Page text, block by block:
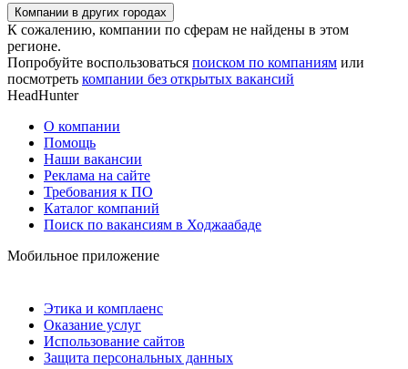
Компании в других городах
К сожалению, компании по сферам не найдены в этом
регионе.
Попробуйте воспользоваться поиском по компаниям или
посмотреть компании без открытых вакансий
HeadHunter
О компании
Помощь
Наши вакансии
Реклама на сайте
Требования к ПО
Каталог компаний
Поиск по вакансиям в Ходжаабаде
Мобильное приложение
Этика и комплаенс
Оказание услуг
Использование сайтов
Защита персональных данных